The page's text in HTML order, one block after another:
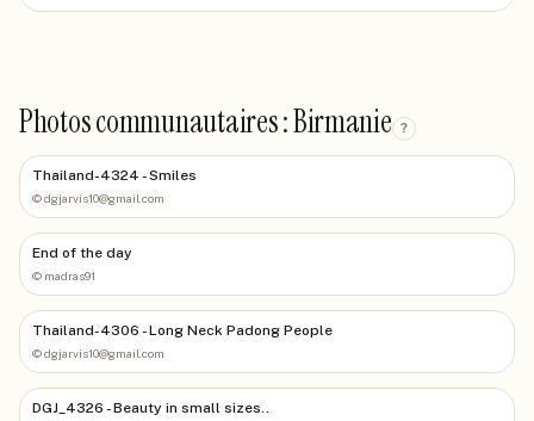
Photos communautaires : Birmanie ?
Thailand-4324 - Smiles
©dgjarvis10@gmail.com
End of the day
© madras91
Thailand-4306 - Long Neck Padong People
©dgjarvis10@gmail.com
DGJ_4326 - Beauty in small sizes..